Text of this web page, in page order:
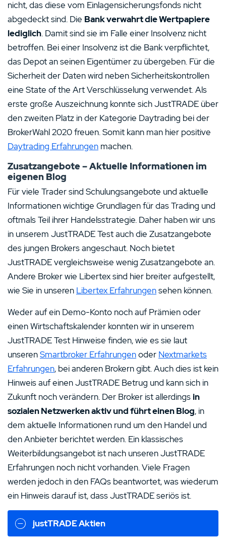
nicht, das diese vom Einlagensicherungsfonds nicht
abgedeckt sind. Die Bank verwahrt die Wertpapiere
lediglich. Damit sind sie im Falle einer Insolvenz nicht
betroffen. Bei einer Insolvenz ist die Bank verpflichtet,
das Depot an seinen Eigentümer zu übergeben. Für die
Sicherheit der Daten wird neben Sicherheitskontrollen
eine State of the Art Verschlüsselung verwendet. Als
erste große Auszeichnung konnte sich JustTRADE über
den zweiten Platz in der Kategorie Daytrading bei der
BrokerWahl 2020 freuen. Somit kann man hier positive
Daytrading Erfahrungen machen.
Zusatzangebote – Aktuelle Informationen im
eigenen Blog
Für viele Trader sind Schulungsangebote und aktuelle
Informationen wichtige Grundlagen für das Trading und
oftmals Teil ihrer Handelsstrategie. Daher haben wir uns
in unserem JustTRADE Test auch die Zusatzangebote
des jungen Brokers angeschaut. Noch bietet
JustTRADE vergleichsweise wenig Zusatzangebote an.
Andere Broker wie Libertex sind hier breiter aufgestellt,
wie Sie in unseren Libertex Erfahrungensehen können.
Weder auf ein Demo-Konto noch auf Prämien oder
einen Wirtschaftskalender konnten wir in unserem
JustTRADE Test Hinweise finden, wie es sie laut
unserenSmartbroker Erfahrungenoder Nextmarkets
Erfahrungen, bei anderen Brokern gibt. Auch dies ist kein
Hinweis auf einen JustTRADE Betrug und kann sich in
Zukunft noch verändern. Der Broker ist allerdingsin
sozialen Netzwerken aktiv und führt einen Blog, in
dem aktuelle Informationen rund um den Handel und
den Anbieter berichtet werden. Ein klassisches
Weiterbildungsangebot ist nach unseren JustTRADE
Erfahrungen noch nicht vorhanden. Viele Fragen
werden jedoch in den FAQs beantwortet, was wiederum
ein Hinweis darauf ist, dass JustTRADE seriös ist.
justTRADE Aktien